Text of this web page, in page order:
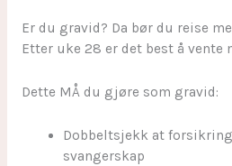
Er du gravid? Da bør du reise
Etter uke 28 er det best å vente
Dette MÅ du gjøre som gravid:
Dobbeltsjekk at
svangerskap